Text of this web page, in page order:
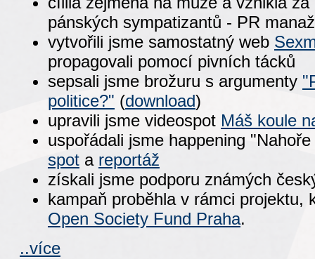
pánských sympatizantů - PR
vytvořili jsme samostatný web
propagovali pomocí pivních tácků
sepsali jsme brožuru s argumenty
politice?" (download)
upravili jsme videospot Máš koule
uspořádali jsme happening
spot a reportáž
získali jsme podporu známých
kampaň proběhla v rámci projektu,
Open Society Fund Praha.
..více